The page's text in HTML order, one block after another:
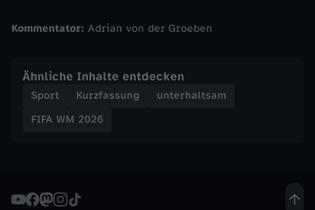
e
r
D
Kommentator: Adrian von der Groeben
Ähnliche Inhalte entdecken
Sport Kurzfassung
unterhaltsam
FIFA WM 2026